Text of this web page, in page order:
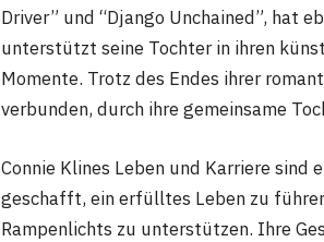
Driver” und “Django Unchained”, hat
unterstützt seine Tochter in ihren
Momente. Trotz des Endes ihrer
verbunden, durch ihre gemeinsame
Connie Klines Leben und Karriere sind
geschafft, ein erfülltes Leben zu
Rampenlichts zu unterstützen. Ihre